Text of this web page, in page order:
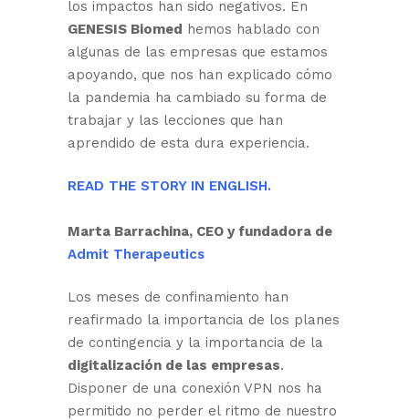
los impactos han sido negativos. En
GENESIS Biomed hemos hablado con
algunas de las empresas que estamos
apoyando, que nos han explicado cómo
la pandemia ha cambiado su forma de
trabajar y las lecciones que han
aprendido de esta dura experiencia.
READ THE STORY IN ENGLISH.
Marta Barrachina, CEO y fundadora de
Admit Therapeutics
Los meses de confinamiento han
reafirmado la importancia de los planes
de contingencia y la importancia de la
digitalización de las empresas.
Disponer de una conexión VPN nos ha
permitido no perder el ritmo de nuestro